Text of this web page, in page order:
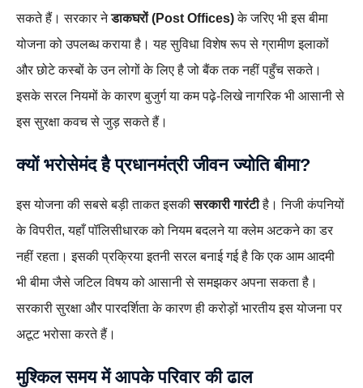
सकते हैं। सरकार नेडाकघरों (Post Offices)के जरिए भी इस बीमा
योजना को उपलब्ध कराया है। यह सुविधा विशेष रूप से ग्रामीण इलाकों
और छोटे कस्बों के उन लोगों के लिए है जो बैंक तक नहीं पहुँच सकते।
इसके सरल नियमों के कारण बुजुर्ग या कम पढ़े-लिखे नागरिक भी आसानी से
इस सुरक्षा कवच से जुड़ सकते हैं।
क्यों भरोसेमंद है प्रधानमंत्री जीवन ज्योति बीमा?
इस योजना की सबसे बड़ी ताकत इसकीसरकारी गारंटीहै। निजी कंपनियों
के विपरीत, यहाँ पॉलिसीधारक को नियम बदलने या क्लेम अटकने का डर
नहीं रहता। इसकी प्रक्रिया इतनी सरल बनाई गई है कि एक आम आदमी
भी बीमा जैसे जटिल विषय को आसानी से समझकर अपना सकता है।
सरकारी सुरक्षा और पारदर्शिता के कारण ही करोड़ों भारतीय इस योजना पर
अटूट भरोसा करते हैं।
मुश्किल समय में आपके परिवार की ढाल